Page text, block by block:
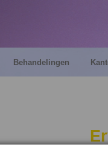
Behandelingen